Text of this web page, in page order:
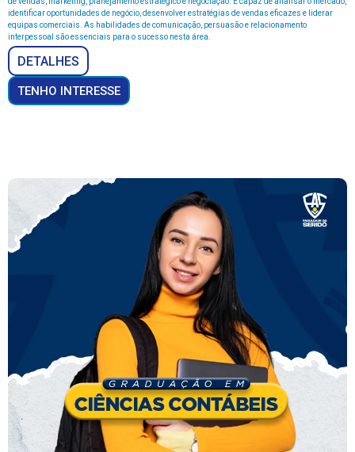
identificar oportunidades de negócio, desenvolver estratégias de vendas eficazes e liderar
equipas comerciais. As habilidades de comunicação, persuasão e relacionamento
interpessoal são essenciais para o sucesso nesta área.
DETALHES
TENHO INTERESSE